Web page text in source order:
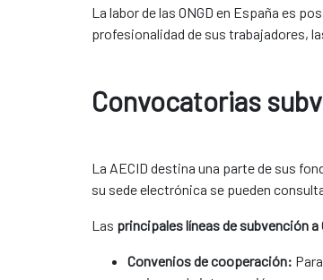
La labor de las ONGD en España es
profesionalidad de sus trabajadores,
Convocatorias
La AECID destina una parte de sus
su sede electrónica se pueden
Las principales líneas de subvención a
Convenios de cooperación: